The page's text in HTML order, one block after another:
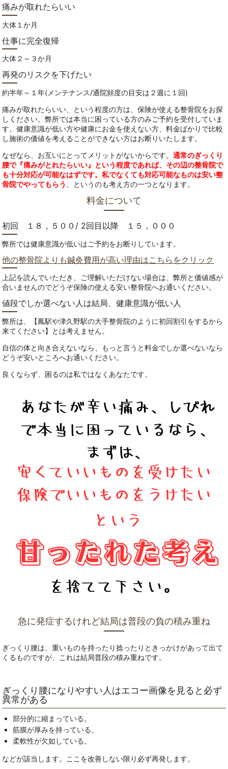
痛みが取れたらいい
大体１か月
仕事に完全復帰
大体２～３か月
再発のリスクを下げたい
約半年～１年(メンテナンス/通院頻度の目安は２週に１回)
痛みが取れたらいい、という程度の方は、保険が使える整骨院をお探
しください。弊所では本当に困っている方のみご予約を受付していま
す。健康意識が低い方や健康にお金を使えない方、料金ばかりで比較
し施術の価値を考えることができない方はお断りいたします。
なぜなら、お互いにとってメリットがないからです。通常のぎっくり
腰で『痛みがとれたらいい』という程度であれば、その辺の整骨院で
も十分対応が可能なはずです。私でなくても対応可能なものは安い整
骨院でやってもらう
、というのも考え方の一つとなります。
料金について
初回 １８，５００/ 2回目以降 １５，０００
弊所では健康意識が低いはご予約をお断りしています。
他の整骨院よりも鍼灸費用が高い理由はこちらをクリック
上記を読んでいただき、ご理解いただけない場合は、弊所と価値感が
合いませんのでどうぞ保険の使える安い整骨院へお通いください。
値段でしか選べない人は結局、健康意識が低い人
弊所は、【鳳駅や津久野駅の大手整骨院のように初回割引をするから
来てください】とは考えません。
自信の体と向き合えないなら、もっと言うと料金でしか選べないなら
どうぞ安いところへお通いください。
良くならず、困るのは私ではなくあなたです。
急に発症するけれど結局は普段の負の積み重ね
ぎっくり腰は、重いものを持ったり捻ったりときっかけがあって出て
くるものですが、これは結局普段の積み重ねです。
ぎっくり腰になりやすい人はエコー画像を見ると必ず
異常がある
部分的に縮まっている。
筋膜が厚みを持っている。
柔軟性が欠如している。
などが該当します。ここを改善しない限り必ず再発します。